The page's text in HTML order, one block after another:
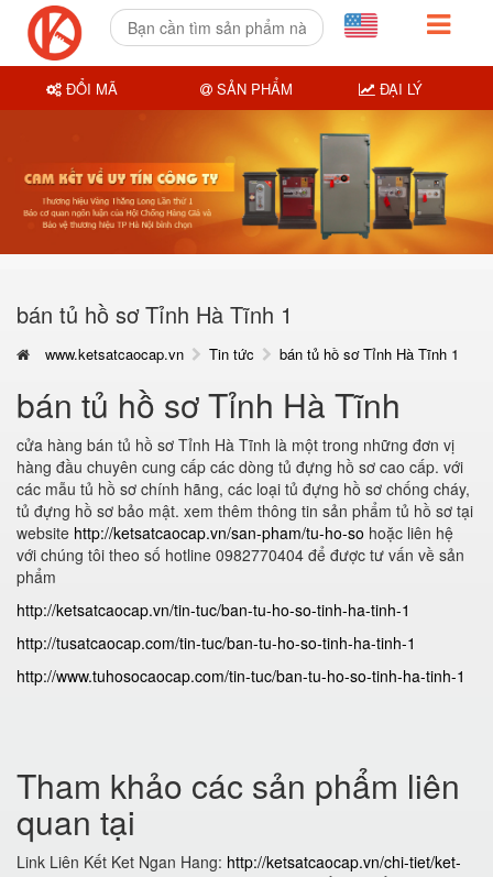
bán tủ hồ sơ Tỉnh Hà Tĩnh 1
www.ketsatcaocap.vn Tin tức bán tủ hồ sơ Tỉnh Hà Tĩnh 1
bán tủ hồ sơ Tỉnh Hà Tĩnh
cửa hàng bán tủ hồ sơ Tỉnh Hà Tĩnh là một trong những đơn vị
hàng đầu chuyên cung cấp các dòng tủ đựng hồ sơ cao cấp. với
các mẫu tủ hồ sơ chính hãng, các loại tủ đựng hồ sơ chống cháy,
tủ đựng hồ sơ bảo mật. xem thêm thông tin sản phẩm tủ hồ sơ tại
website http://ketsatcaocap.vn/san-pham/tu-ho-so hoặc liên hệ
với chúng tôi theo số hotline 0982770404 để được tư vấn về sản
phẩm
http://ketsatcaocap.vn/tin-tuc/ban-tu-ho-so-tinh-ha-tinh-1
http://tusatcaocap.com/tin-tuc/ban-tu-ho-so-tinh-ha-tinh-1
http://www.tuhosocaocap.com/tin-tuc/ban-tu-ho-so-tinh-ha-tinh-1
Tham khảo các sản phẩm liên
quan tại
Link Liên Kết Ket Ngan Hang: http://ketsatcaocap.vn/chi-tiet/ket-
ĐỔI MÃ SẢN PHẨM ĐẠI LÝ